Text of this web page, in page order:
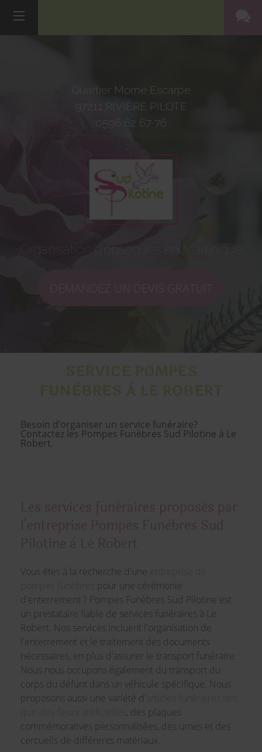
Quartier Morne Escarpe
RIVIÈRE PILOTE
0596 62 67 76
Organisation d'obsèques en Martinique
Besoin d’organiser un service funéraire?
Contactez les Pompes Funèbres Sud Pilotine à Le
Robert.
Vous êtes à la recherche d'une
pour une cérémonie
d'enterrement ? Pompes Funèbres Sud Pilotine est
un prestataire fiable de services funéraires à Le
Robert. Nos services incluent l'organisation de
l'enterrement et le traitement des documents
nécessaires, en plus d'assurer le transport funéraire.
Nous nous occupons également du transport du
corps du défunt dans un véhicule spécifique. Nous
proposons aussi une variété d'
, des plaques
commémoratives personnalisées, des urnes et des
cercueils de différents matériaux.